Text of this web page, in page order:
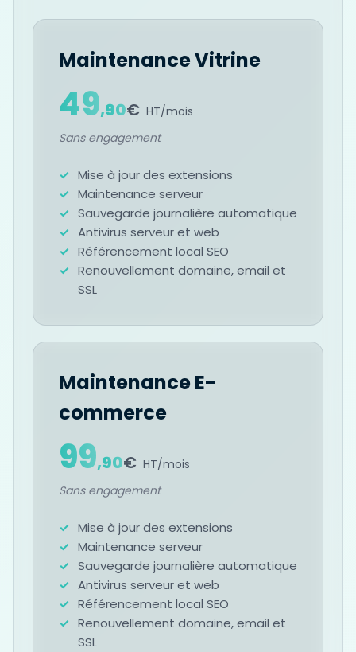
Maintenance Vitrine
49,90€ HT/mois
Sans engagement
Mise à jour des extensions
Maintenance serveur
Sauvegarde journalière automatique
Antivirus serveur et web
Référencement local SEO
Renouvellement domaine, email et
SSL
Maintenance E-
commerce
99,90€ HT/mois
Sans engagement
Mise à jour des extensions
Maintenance serveur
Sauvegarde journalière automatique
Antivirus serveur et web
Référencement local SEO
Renouvellement domaine, email et
SSL